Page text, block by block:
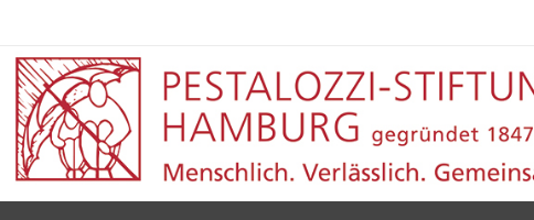
Inhalt
springen